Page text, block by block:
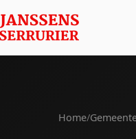
Home/